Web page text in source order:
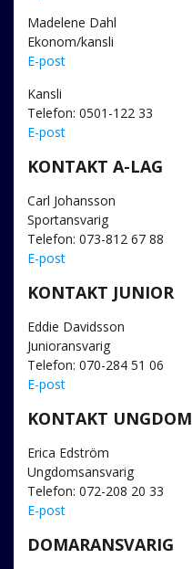
Madelene Dahl
Ekonom/kansli
E-post
Kansli
Telefon: 0501-122 33
E-post
KONTAKT A-LAG
Carl Johansson
Sportansvarig
Telefon: 073-812 67 88
E-post
KONTAKT JUNIOR
Eddie Davidsson
Junioransvarig
Telefon: 070-284 51 06
E-post
KONTAKT UNGDOM
Erica Edström
Ungdomsansvarig
Telefon: 072-208 20 33
E-post
DOMARANSVARIG